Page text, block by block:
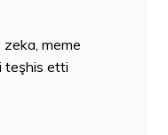
meme
teşhis etti